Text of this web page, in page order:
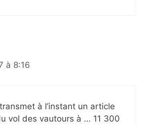
à 8:16
à l’instant un article
vol des vautours à … 11 300